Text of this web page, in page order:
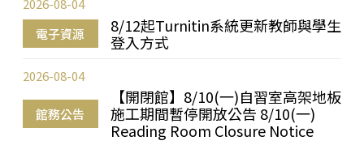
電子資源
8/12起Turnitin系統更新教師與學生
登入方式
2026-08-04
館務公告
【開閉館】8/10(一)自習室高架地板
施工期間暫停開放公告 8/10(一)
Reading Room Closure Notice
2026-08-04